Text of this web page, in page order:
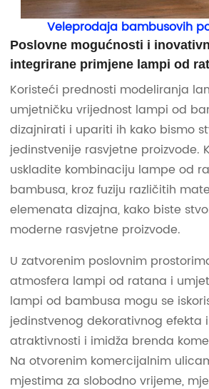
Veleprodaja bambusovih
Poslovne mogućnosti i
integrirane primjene lampi od
Koristeći prednosti modeliranja
umjetničku vrijednost lampi od
dizajnirati i upariti ih kako bismo
jedinstvenije rasvjetne proizvode.
uskladite kombinaciju lampe od
bambusa, kroz fuziju različitih
elemenata dizajna, kako biste
moderne rasvjetne proizvode.
U zatvorenim poslovnim
atmosfera lampi od ratana i
lampi od bambusa mogu se
jedinstvenog dekorativnog efekta
atraktivnosti i imidža brenda
Na otvorenim komercijalnim
mjestima za slobodno vrijeme,